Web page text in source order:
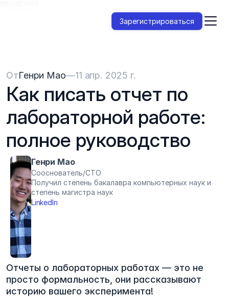
Зарегистрироваться
ОтГенри Мао—11 апр. 2025 г.
Как писать отчет по
лабораторной работе:
полное руководство
Генри Мао
Сооснователь/CTO
Получил степень бакалавра компьютерных наук и
степень магистра наук
LinkedIn
Отчеты о лабораторных работах — это не
просто формальность, они рассказывают
историю вашего эксперимента!